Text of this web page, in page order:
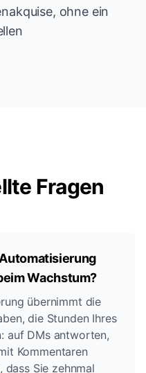
ohne ein
Fragen
Wachstum?
übernimmt die
die Stunden Ihres
auf DMs antworten,
Kommentaren
dass Sie zehnmal